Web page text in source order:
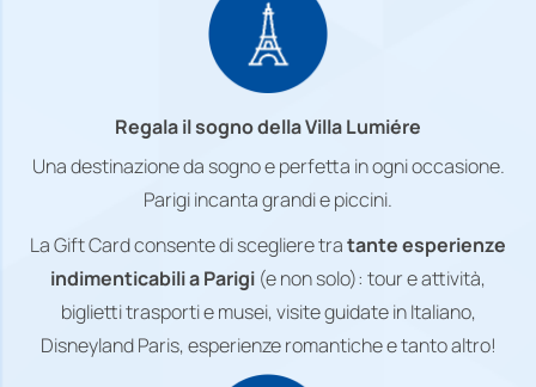
Regala il sogno della Villa Lumiére
Una destinazione da sogno e perfetta in ogni occasione.
Parigi incanta grandi e piccini.
La Gift Card consente di scegliere tratante esperienze
indimenticabili a Parigi (e non solo): tour e attività,
biglietti trasporti e musei, visite guidate in Italiano,
Disneyland Paris, esperienze romantiche e tanto altro!